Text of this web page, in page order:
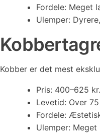
Fordele: Meget
Ulemper:
Kobber er det mest
Pris: 400–625
Levetid: Over
Fordele:
Ulemper: